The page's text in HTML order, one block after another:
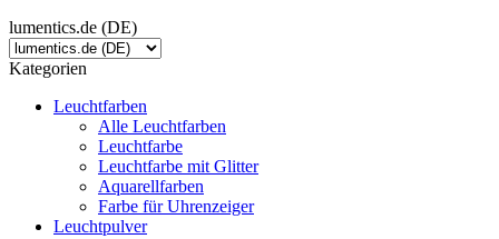
lumentics.de (DE)
Kategorien
Leuchtfarben
Alle Leuchtfarben
Leuchtfarbe
Leuchtfarbe mit Glitter
Aquarellfarben
Farbe für Uhrenzeiger
Leuchtpulver